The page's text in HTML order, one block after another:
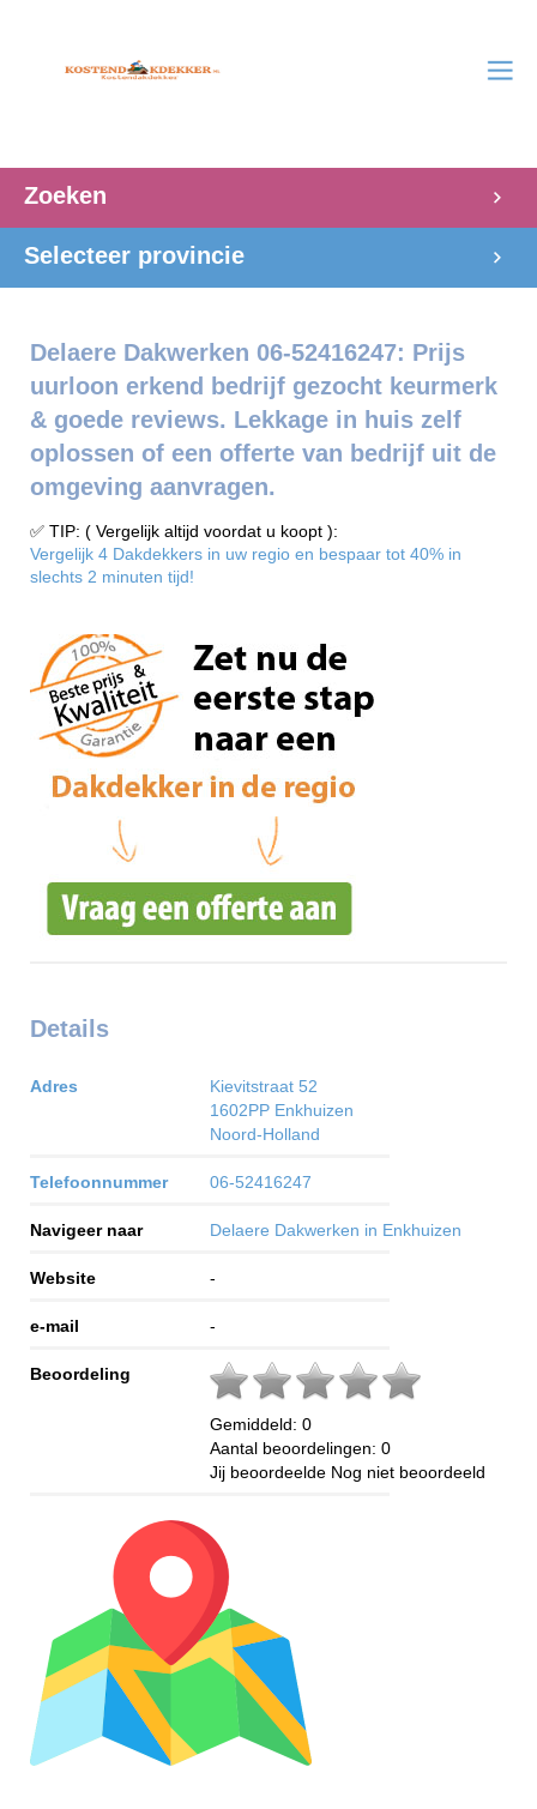
Zoeken
Selecteer provincie
Delaere Dakwerken 06-52416247: Prijs
uurloon erkend bedrijf gezocht keurmerk
& goede reviews. Lekkage in huis zelf
oplossen of een offerte van bedrijf uit de
omgeving aanvragen.
✅ TIP: ( Vergelijk altijd voordat u koopt ):
Vergelijk 4 Dakdekkers in uw regio en bespaar tot 40% in
slechts 2 minuten tijd!
Details
Adres
Kievitstraat 52
1602PP Enkhuizen
Noord-Holland
Telefoonnummer 06-52416247
Navigeer naar Delaere Dakwerken in Enkhuizen
Website -
e-mail -
Beoordeling
Gemiddeld: 0
Aantal beoordelingen: 0
Jij beoordeelde Nog niet beoordeeld